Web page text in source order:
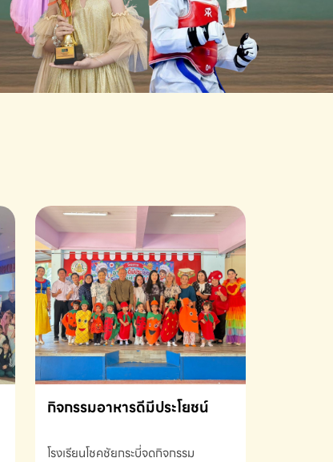
กิจกรรมอาหารดีมีประโยชน์
โรงเรียนโชคชัยกระบี่จดกิจกรรม